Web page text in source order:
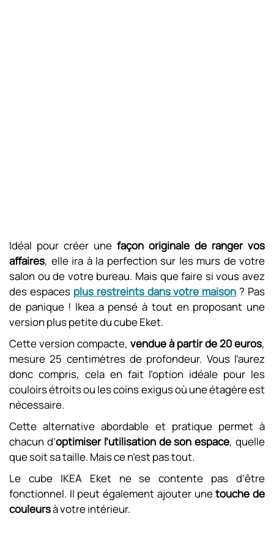
Idéal pour créer une façon originale de ranger vos
affaires, elle ira à la perfection sur les murs de votre
salon ou de votre bureau. Mais que faire si vous avez
des espaces plus restreints dans votre maison ? Pas
de panique ! Ikea a pensé à tout en proposant une
version plus petite du cube Eket.
Cette version compacte, vendue à partir de 20 euros,
mesure 25 centimètres de profondeur. Vous l’aurez
donc compris, cela en fait l’option idéale pour les
couloirs étroits ou les coins exigus où une étagère est
nécessaire.
Cette alternative abordable et pratique permet à
chacun d’optimiser l’utilisation de son espace, quelle
que soit sa taille. Mais ce n’est pas tout.
Le cube IKEA Eket ne se contente pas d’être
fonctionnel. Il peut également ajouter unetouche de
couleursà votre intérieur.